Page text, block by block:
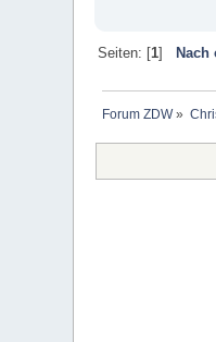
Seiten: [1] Nach
Forum ZDW»